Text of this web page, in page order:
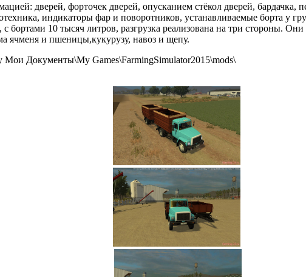
дверей, форточек дверей, опусканием стёкол дверей,
индикаторы фар и поворотников, устанавливаемые борта у
бортами 10 тысяч литров, разгрузка реализована на три стороны.
ячменя и пшеницы,кукурузу, навоз и щепу.
Мои Документы\My Games\FarmingSimulator2015\mods\